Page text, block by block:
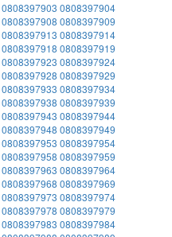
0808397903 0808397904
0808397908 0808397909
0808397913 0808397914
0808397918 0808397919
0808397923 0808397924
0808397928 0808397929
0808397933 0808397934
0808397938 0808397939
0808397943 0808397944
0808397948 0808397949
0808397953 0808397954
0808397958 0808397959
0808397963 0808397964
0808397968 0808397969
0808397973 0808397974
0808397978 0808397979
0808397983 0808397984